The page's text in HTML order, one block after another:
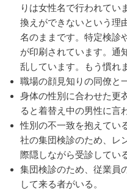
りは女性名で行われてい
換えができないという理
名のままです。特定検診
が印刷されています。通
乱しています。もう慣れ
職場の顔見知りの同僚と
身体の性別に合わせた更
ると着替え中の男性に言
性別の不一致を抱えてい
社の集団検診のため、レ
際隠しながら受診している
集団検診のため、従業員
して来る者がいる。